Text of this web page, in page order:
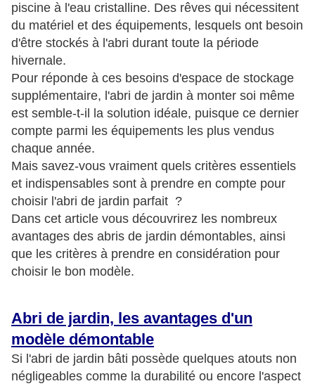
piscine à l'eau cristalline. Des rêves qui nécessitent
du matériel et des équipements, lesquels ont besoin
d'être stockés à l'abri durant toute la période
hivernale.
Pour réponde à ces besoins d'espace de stockage
supplémentaire, l'abri de jardin à monter soi même
est semble-t-il la solution idéale, puisque ce dernier
compte parmi les équipements les plus vendus
chaque année.
Mais savez-vous vraiment quels critères essentiels
et indispensables sont à prendre en compte pour
choisir l'abri de jardin parfait ?
Dans cet article vous découvrirez les nombreux
avantages des abris de jardin démontables, ainsi
que les critères à prendre en considération pour
choisir le bon modèle.
Abri de jardin, les avantages d'un
modèle démontable
Si l'abri de jardin bâti possède quelques atouts non
négligeables comme la durabilité ou encore l'aspect